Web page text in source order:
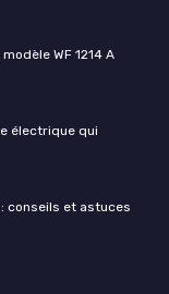
WF 1214 A
électrique qui
conseils et astuces